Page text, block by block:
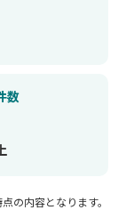
数
の内容となります。